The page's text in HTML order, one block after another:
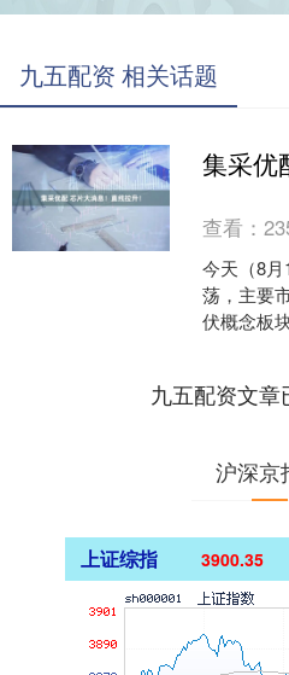
九五配资 相关话题
查看：
今天（8
荡，主要
伏概念板
九五配资文章
沪深京
上证综指 3900.35